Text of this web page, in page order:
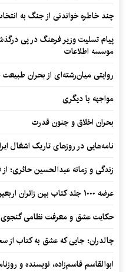
چند خاطره خواندنی از جنگ به
پیام تسلیت وزیر فرهنگ در پی
موسسه اطلاعات
روایتی میان‌رشته‌ای از بحران
مواجهه با دیگری
بحران اخلاق و جنون قدرت
نامه‌هایی در روزهای تاریک اشغال
زندگی و زمانه عبدالحسین حائری؛
عرضه ۱۰۰۰ جلد کتاب بین زائران اربعین در مرزهای کرمانشاه
حکایت عشق و معرفت نظامی گنجوی،
چالدران؛ جایی که عشق به کتاب از
ابوالقاسم قاسم‌زاده، نویسنده و